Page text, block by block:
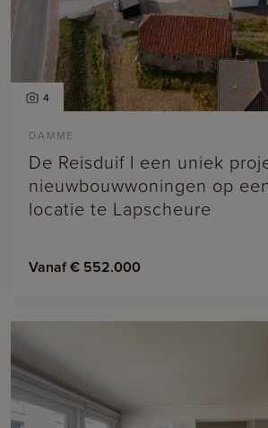
4
DAMME
De Reisduif I een uniek
nieuwbouwwoningen op
locatie te Lapscheure
Vanaf € 552.000